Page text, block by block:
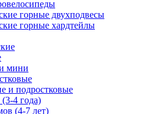
горные двухподвесы
горные хардтейлы
мини
и подростковые
4 года)
(4-7 лет)